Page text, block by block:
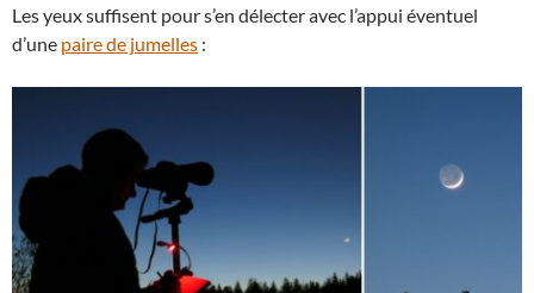
Les yeux suffisent pour s’en délecter avec l’appui éventuel
d’une paire de jumelles :